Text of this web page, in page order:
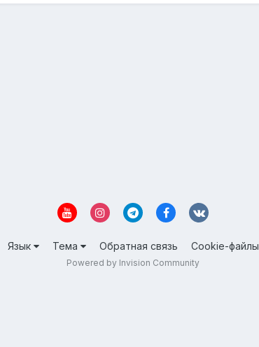
Язык Тема Обратная связь Cookie-файлы
Powered by Invision Community